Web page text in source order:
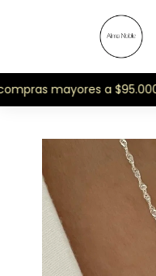
mayores a $95.000 -